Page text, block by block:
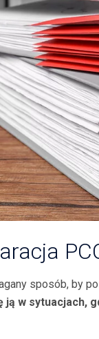
sposób, by
ją w sytuacjach,